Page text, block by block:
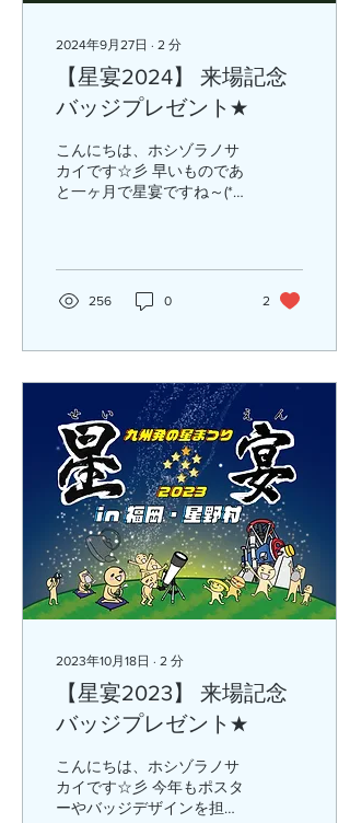
2024年9月27日 ∙ 2 分
【星宴2024】 来場記念
バッジプレゼント★
こんにちは、ホシゾラノサ
カイです☆彡 早いものであ
と一ヶ月で星宴ですね～(*^-
もポスターやバッジデザイ
ンを担当しました！！ これ
が！！！！ イベント参加者
256 0 2
2023年10月18日 ∙ 2 分
【星宴2023】 来場記念
バッジプレゼント★
こんにちは、ホシゾラノサ
カイです☆彡 今年もポスタ
ーやバッジデザインを担当